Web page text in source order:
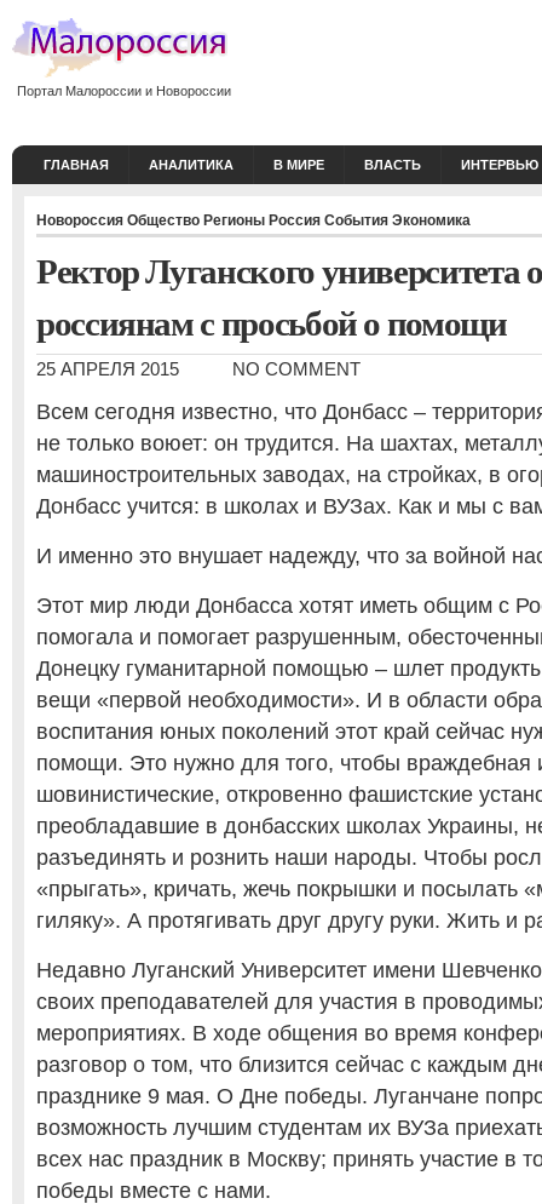
Портал Малороссии и Новороссии
ГЛАВНАЯ АНАЛИТИКА В МИРЕ ВЛАСТЬ ИНТЕРВЬЮ
Новороссия Общество Регионы Россия События Экономика
Ректор Луганского университета
россиянам с просьбой о помощи
25 АПРЕЛЯ 2015 NO COMMENT
Всем сегодня известно, что Донбасс –
не только воюет: он трудится. На шахтах,
машиностроительных заводах, на стройках, в
Донбасс учится: в школах и ВУЗах. Как и мы с
И именно это внушает надежду, что за войной
Этот мир люди Донбасса хотят иметь общим с
помогала и помогает разрушенным,
Донецку гуманитарной помощью – шлет
вещи «первой необходимости». И в области
воспитания юных поколений этот край сейчас
помощи. Это нужно для того, чтобы враждебная
шовинистические, откровенно фашистские
преобладавшие в донбасских школах Украины,
разъединять и рознить наши народы. Чтобы
«прыгать», кричать, жечь покрышки и посылать
гиляку». А протягивать друг другу руки. Жить и
Недавно Луганский Университет имени
своих преподавателей для участия в
мероприятиях. В ходе общения во время
разговор о том, что близится сейчас с каждым
празднике 9 мая. О Дне победы. Луганчане
возможность лучшим студентам их ВУЗа
всех нас праздник в Москву; принять участие в
победы вместе с нами.